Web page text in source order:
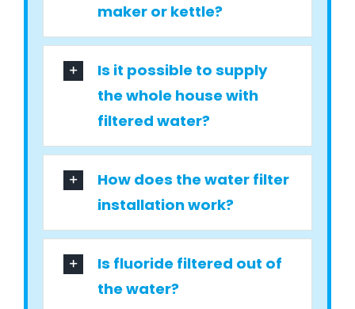
maker or kettle?
Is it possible to supply
the whole house with
filtered water?
How does the water filter
installation work?
Is fluoride filtered out of
the water?